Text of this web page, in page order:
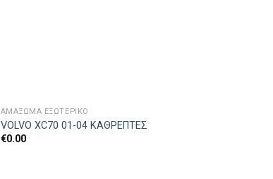
ΑΜΆΞΩΜΑ ΕΞΩΤΕΡΙΚΌ
VOLVO XC70 01-04 ΚΑΘΡΕΠΤΕΣ
€0.00